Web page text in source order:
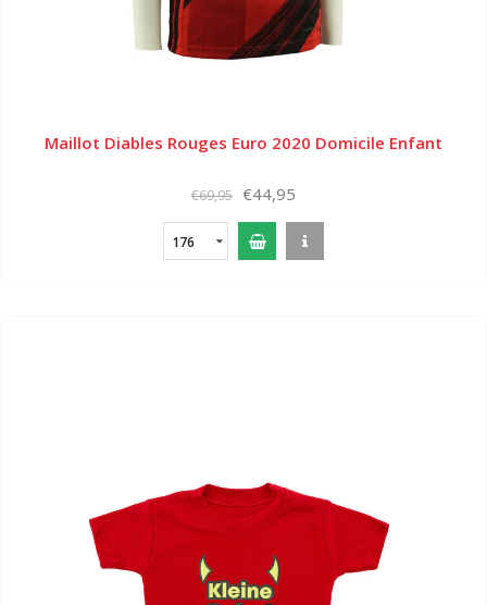
Maillot Diables Rouges Euro 2020 Domicile Enfant
€69,95 €44,95
176